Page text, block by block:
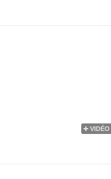
VIDÉO